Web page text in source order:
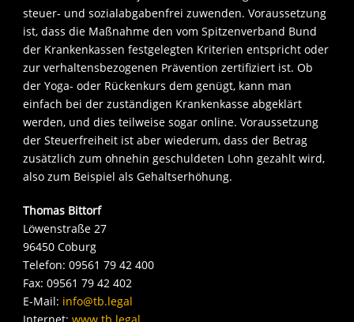
steuer- und sozialabgabenfrei zuwenden. Voraussetzung
ist, dass die Maßnahme den vom Spitzenverband Bund
der Krankenkassen festgelegten Kriterien entspricht oder
zur verhaltensbezogenen Prävention zertifiziert ist. Ob
der Yoga- oder Rückenkurs dem genügt, kann man
einfach bei der zuständigen Krankenkasse abgeklärt
werden, und dies teilweise sogar online. Voraussetzung
der Steuerfreiheit ist aber wiederum, dass der Betrag
zusätzlich zum ohnehin geschuldeten Lohn gezahlt wird,
also zum Beispiel als Gehaltserhöhung.
Thomas Bittorf
Löwenstraße 27
96450 Coburg
Telefon: 09561 79 42 400
Fax: 09561 79 42 402
E-Mail: info@tb.legal